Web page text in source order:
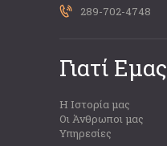
289-702-4748
Γιατί Εμας
Η Ιστορία μας
Οι Άνθρωποι μας
Υπηρεσίες